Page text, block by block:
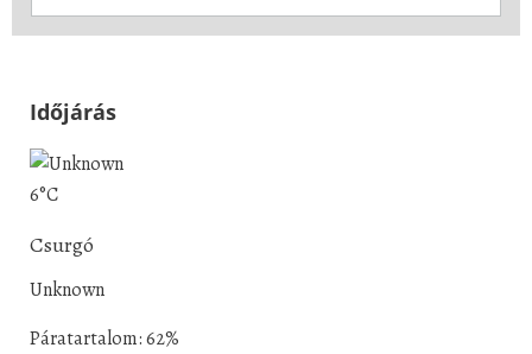
Időjárás
6°C
Csurgó
Unknown
Páratartalom: 62%